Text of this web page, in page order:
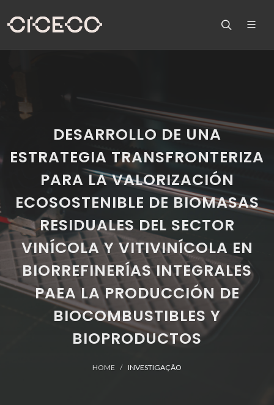
DESARROLLO DE UNA
ESTRATEGIA TRANSFRONTERIZA
PARA LA VALORIZACIÓN
ECOSOSTENIBLE DE BIOMASAS
RESIDUALES DEL SECTOR
VINÍCOLA Y VITIVINÍCOLA EN
BIORREFINERÍAS INTEGRALES
PAEA LA PRODUCCIÓN DE
BIOCOMBUSTIBLES Y
BIOPRODUCTOS
HOME INVESTIGAÇÃO